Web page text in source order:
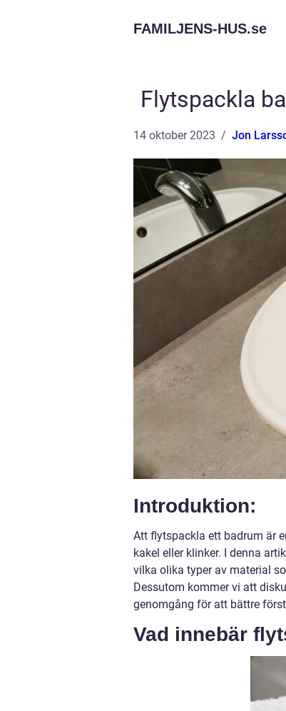
FAMILJENS-HUS.se
Flytspackla
14 oktober 2023 Jon
Introduktion:
Att flytspackla ett badrum är
kakel eller klinker. I denna
vilka olika typer av material
Dessutom kommer vi att
genomgång för att bättre
Vad innebär